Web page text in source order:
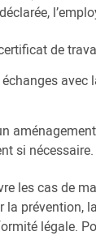
de
avec
si nécessaire.
les cas de
la prévention,
légale.